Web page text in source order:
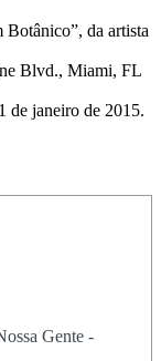
Botânico”, da artista
Blvd., Miami, FL
de janeiro de 2015.
Gente -